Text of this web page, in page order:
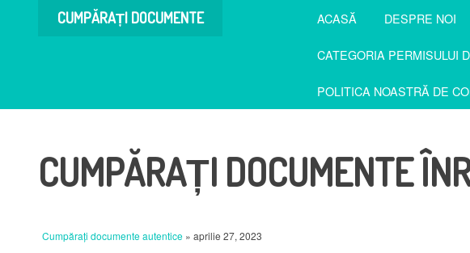
CUMPĂRAȚI DOCUMENTE ACASĂ DESPRE NOI
CATEGORIA PERMISULUI
POLITICA NOASTRĂ DE
CUMPĂRAȚI DOCUMENTE
Cumpărați documente autentice » aprilie 27, 2023